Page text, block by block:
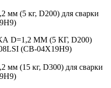
ММ (5 КГ, D200)
(СВ-04Х19Н9)